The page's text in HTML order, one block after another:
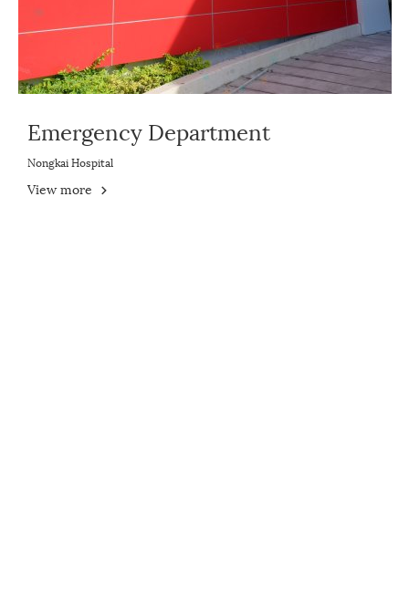
Emergency Department
Nongkai Hospital
View more